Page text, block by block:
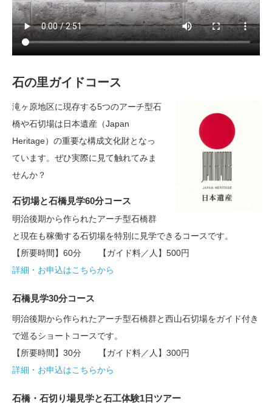
石の里ガイドコース
滝ヶ原地区に現存する5つのアーチ型石
橋や石切場は日本遺産（Japan
Heritage）の重要な構成文化財となっ
ています。ぜひ実際に見て触れてみま
せんか？
石切場と石橋見学60分コース
明治後期から作られたアーチ型石橋群
と現在も稼働する石切場を特別に見学できるコースです。
【所要時間】60分 【ガイド料／人】500円
詳細・お申込はこちらから
石橋見学30分コース
明治後期から作られたアーチ型石橋群と西山石切場をガイド付き
で巡るショートコースです。
【所要時間】30分 【ガイド料／人】300円
詳細・お申込はこちらから
石橋・石切り場見学と石工体験1日ツアー